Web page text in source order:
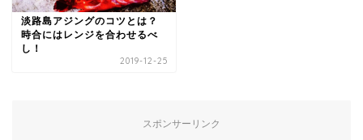
淡路島アジングのコツとは？
時合にはレンジを合わせるべ
し！
2019-12-25
スポンサーリンク